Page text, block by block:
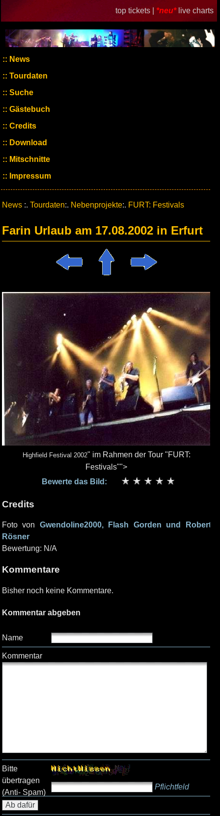
top tickets | *neu* live charts
News
Tourdaten
Suche
Gästebuch
Credits
Download
Mitschnitte
Impressum
News :. Tourdaten:. Nebenprojekte:. FURT: Festivals
Farin Urlaub am 17.08.2002 in Erfurt
Highfield Festival 2002" im Rahmen der Tour "FURT:
Festivals"">
Bewerte das Bild:
Credits
Foto von Gwendoline2000, Flash Gorden und Robert
Rösner
Bewertung: N/A
Kommentare
Bisher noch keine Kommentare.
Kommentar abgeben
Name
Kommentar
Bitte
übertragen
(Anti- Spam)
Pflichtfeld